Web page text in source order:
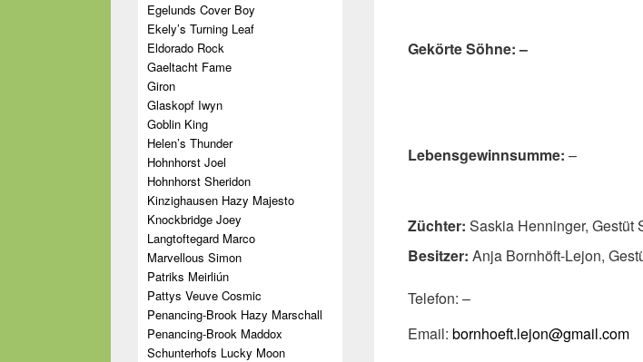
Gekörte Söhne: –
Lebensgewinnsumme: –
Züchter: Saskia Henninger, Gestüt
Besitzer: Anja Bornhöft-Lejon,
Telefon: –
Email: bornhoeft.lejon@gmail.com
Egelunds Cover Boy
Ekely’s Turning Leaf
Eldorado Rock
Gaeltacht Fame
Giron
Glaskopf Iwyn
Goblin King
Helen’s Thunder
Hohnhorst Joel
Hohnhorst Sheridon
Kinzighausen Hazy Majesto
Knockbridge Joey
Langtoftegard Marco
Marvellous Simon
Patriks Meirliún
Pattys Veuve Cosmic
Penancing-Brook Hazy Marschall
Penancing-Brook Maddox
Schunterhofs Lucky Moon